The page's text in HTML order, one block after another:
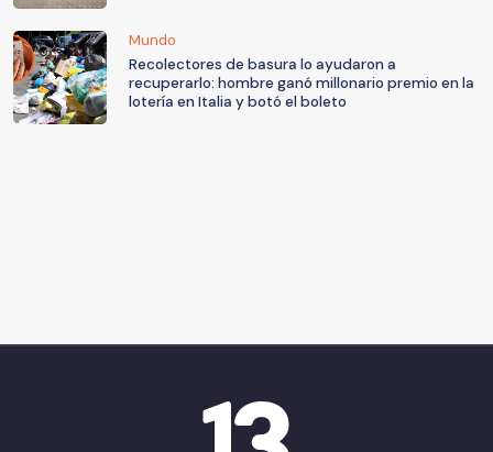
Mundo
Recolectores de basura lo ayudaron a
recuperarlo: hombre ganó millonario premio en la
lotería en Italia y botó el boleto